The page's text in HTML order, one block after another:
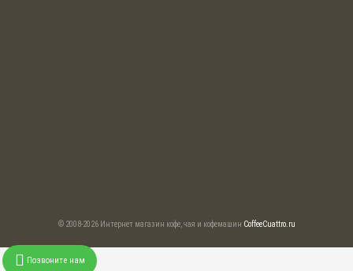
© 2008-2026 Интернет магазин кофе, чая и кофемашин CoffeeCuattro.ru
Позвоните нам